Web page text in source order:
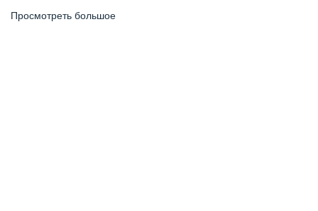
Просмотреть большое